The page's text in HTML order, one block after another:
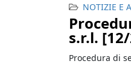
NOTIZIE E
s.r.l.
Procedura di